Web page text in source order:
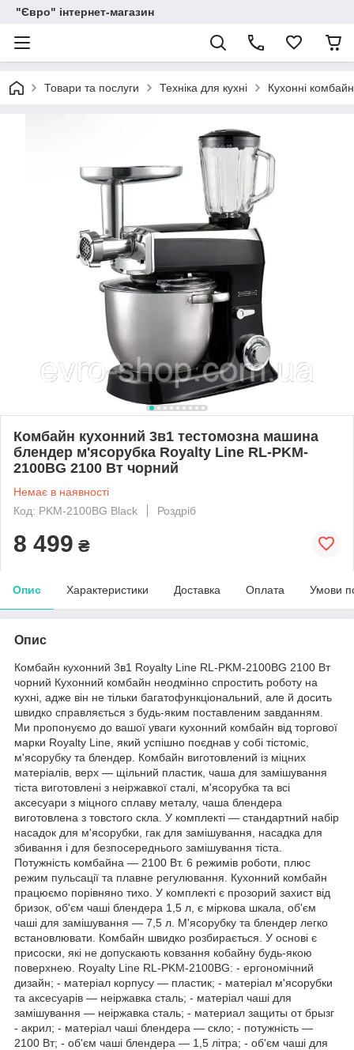
"Євро" інтернет-магазин
Товари та послуги Техніка для кухні Кухонні
Комбайн кухонний 3в1 тестомозна машина
блендер м'ясорубка Royalty Line RL-PKM-
2100BG 2100 Вт чорний
Немає в наявності
Код: PKM-2100BG Black
Роздріб
8 499 ₴
Опис Характеристики Доставка Оплата Умови
Опис
Комбайн кухонний 3в1 Royalty Line RL-PKM-2100BG 2100 Вт
чорний Кухонний комбайн неодмінно спростить роботу на
кухні, адже він не тільки багатофункціональний, але й досить
швидко справляється з будь-яким поставленим завданням.
Ми пропонуємо до вашої уваги кухонний комбайн від торгової
марки Royalty Line, який успішно поєднав у собі тістоміс,
м'ясорубку та блендер. Комбайн виготовлений із міцних
матеріалів, верх — щільний пластик, чаша для замішування
тіста виготовлені з неіржавкої сталі, м'ясорубка та всі
аксесуари з міцного сплаву металу, чаша блендера
виготовлена з товстого скла. У комплекті — стандартний набір
насадок для м'ясорубки, гак для замішування, насадка для
збивання і для безпосереднього замішування тіста.
Потужність комбайна — 2100 Вт. 6 режимів роботи, плюс
режим пульсації та плавне регулювання. Кухонний комбайн
працюємо порівняно тихо. У комплекті є прозорий захист від
бризок, об'єм чаші блендера 1,5 л, є міркова шкала, об'єм
чаші для замішування — 7,5 л. М'ясорубку та блендер легко
встановлювати. Комбайн швидко розбирається. У основі є
присоски, які не допускають ковзання кобайну будь-якою
поверхнею. Royalty Line RL-PKM-2100BG: - ергономічний
дизайн; - матеріал корпусу — пластик; - матеріал м'ясорубки
та аксесуарів — неіржавка сталь; - матеріал чаші для
замішування — неіржавка сталь; - материал защиты от брызг
- акрил; - матеріал чаші блендера — скло; - потужність —
2100 Вт; - об'єм чаші блендера — 1,5 літра; - об'єм чаші для